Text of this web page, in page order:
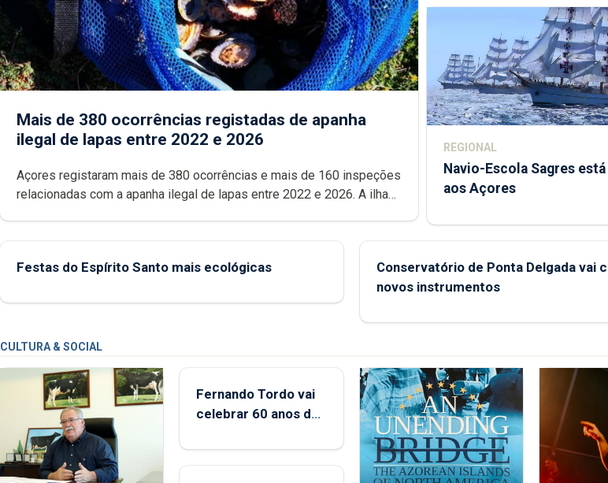
Mais de 380 ocorrências registadas de apanha
ilegal de lapas entre 2022 e 2026
Açores registaram mais de 380 ocorrências e mais de 160 inspeções
relacionadas com a apanha ilegal de lapas entre 2022 e 2026. A ilha
REGIONAL
Navio-Escola Sagres
aos Açores
Festas do Espírito Santo mais ecológicas
Conservatório de Ponta Delgada vai
novos instrumentos
CULTURA & SOCIAL
Fernando Tordo vai
celebrar 60 anos de
Micaelense